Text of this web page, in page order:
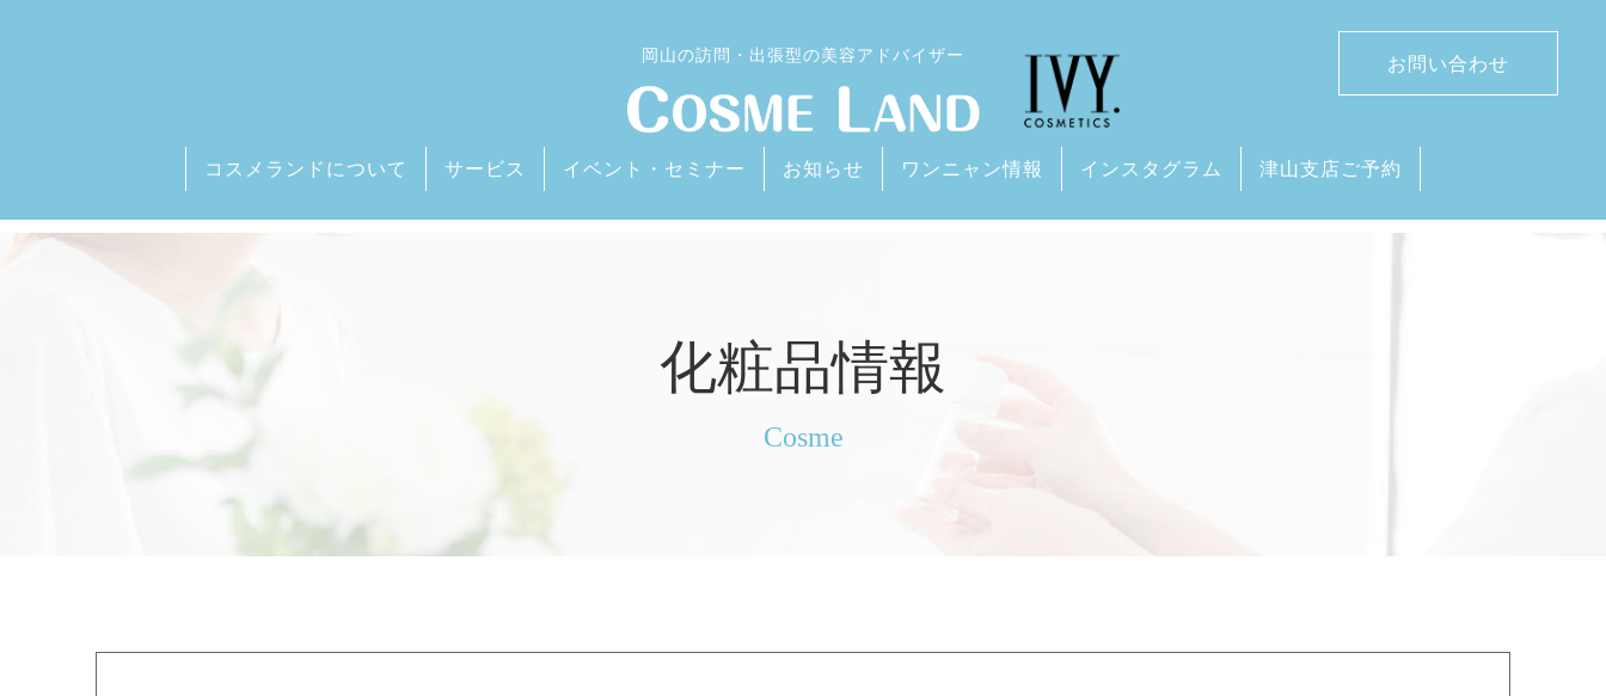
岡山の訪問・出張型の美容アドバイザー
コスメランドについて サービス イベント・セミナー お知らせ ワンニャン情報 インスタグラム 津山支店ご予約
お問い合わせ
化粧品情報
Cosme